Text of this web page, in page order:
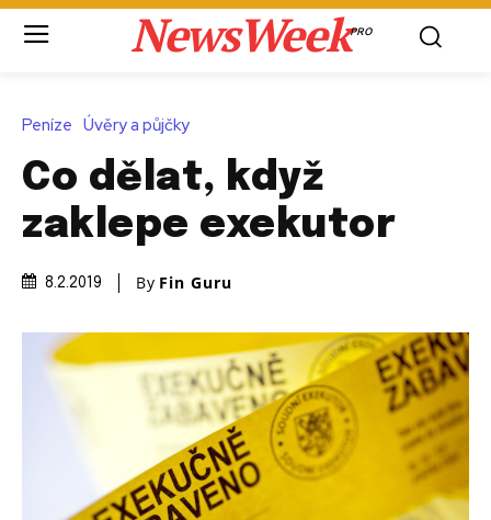
NewsWeekPRO
Peníze Úvěry a půjčky
Co dělat, když
zaklepe exekutor
8.2.2019 By Fin Guru